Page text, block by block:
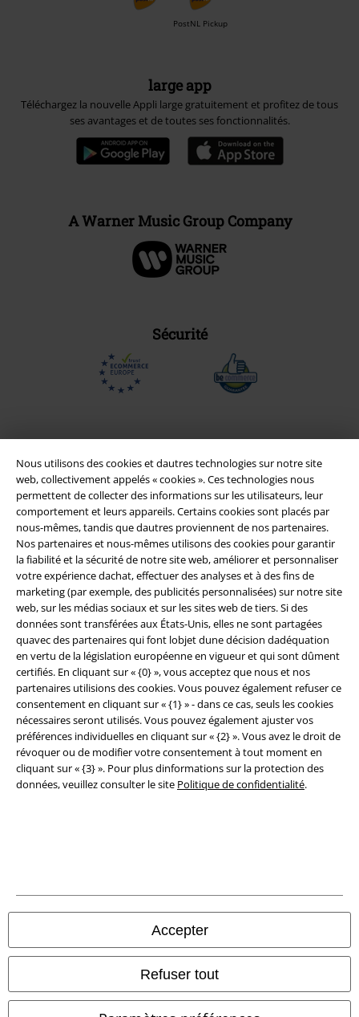
Nous utilisons des cookies et dautres technologies sur notre site
web, collectivement appelés « cookies ». Ces technologies nous
permettent de collecter des informations sur les utilisateurs, leur
comportement et leurs appareils. Certains cookies sont placés par
nous-mêmes, tandis que dautres proviennent de nos partenaires.
Nos partenaires et nous-mêmes utilisons des cookies pour garantir
la fiabilité et la sécurité de notre site web, améliorer et personnaliser
votre expérience dachat, effectuer des analyses et à des fins de
marketing (par exemple, des publicités personnalisées) sur notre site
web, sur les médias sociaux et sur les sites web de tiers. Si des
données sont transférées aux États-Unis, elles ne sont partagées
quavec des partenaires qui font lobjet dune décision dadéquation
en vertu de la législation européenne en vigueur et qui sont dûment
certifiés. En cliquant sur « {0} », vous acceptez que nous et nos
partenaires utilisions des cookies. Vous pouvez également refuser ce
consentement en cliquant sur « {1} » - dans ce cas, seuls les cookies
nécessaires seront utilisés. Vous pouvez également ajuster vos
préférences individuelles en cliquant sur « {2} ». Vous avez le droit de
révoquer ou de modifier votre consentement à tout moment en
cliquant sur « {3} ». Pour plus dinformations sur la protection des
données, veuillez consulter le site Politique de confidentialité.
Accepter
Refuser tout
PostNL Pickup
large app
Téléchargez la nouvelle Appli large gratuitement et profitez de tous
ses avantages et de toutes ses fonctionnalités.
A Warner Music Group Company
Sécurité
Légal
Conditions générales
Éditeur
Clauses de confidentialité
Élimination des déchets et protection de l'environnement
Déclaration de Conformité
Informations sur l'accessibilité
Boutiques en ligne EMP